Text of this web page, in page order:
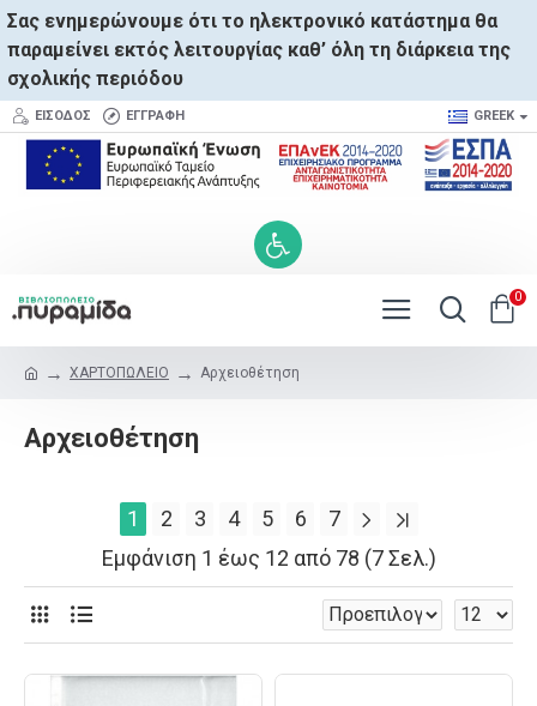
Σας ενημερώνουμε ότι το ηλεκτρονικό κατάστημα θα
παραμείνει εκτός λειτουργίας καθ’ όλη τη διάρκεια της
σχολικής περιόδου
ΕΊΣΟΔΟΣ ΕΓΓΡΑΦΉ GREEK
0
ΧΑΡΤΟΠΩΛΕΙΟ Αρχειοθέτηση
Αρχειοθέτηση
1 2 3 4 5 6
7
Εμφάνιση 1 έως 12 από 78 (7 Σελ.)